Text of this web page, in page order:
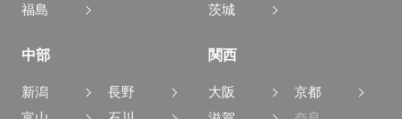
福島
茨城
中部
新潟
長野
関西
大阪
京都